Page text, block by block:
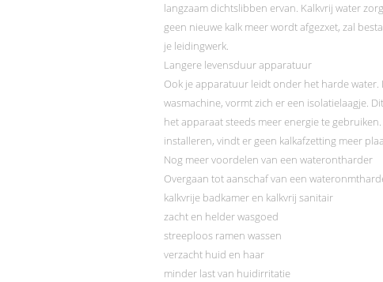
langzaam dichtslibben ervan. Kalkvrij water
geen nieuwe kalk meer wordt afgezxet, zal
je leidingwerk.
Langere levensduur apparatuur
Ook je apparatuur leidt onder het harde
wasmachine, vormt zich er een isolatielaagje.
het apparaat steeds meer energie te
installeren, vindt er geen kalkafzetting meer
Nog meer voordelen van een waterontharder
Overgaan tot aanschaf van een
kalkvrije badkamer en kalkvrij sanitair
zacht en helder wasgoed
streeploos ramen wassen
verzacht huid en haar
minder last van huidirritatie